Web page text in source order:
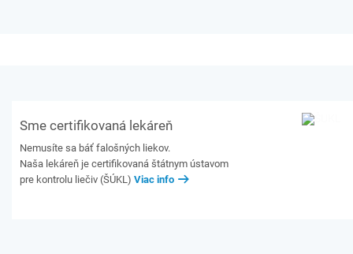
Sme certifikovaná lekáreň
Nemusíte sa báť falošných liekov.
Naša lekáreň je certifikovaná štátnym ústavom
pre kontrolu liečiv (ŠÚKL) Viac info